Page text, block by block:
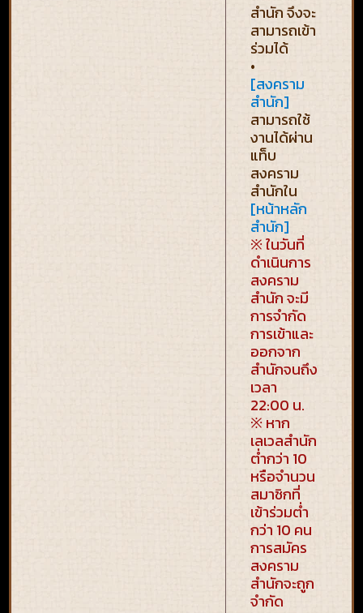
สำนัก จึงจะ
สามารถเข้า
ร่วมได้
•
[สงคราม
สำนัก]
สามารถใช้
งานได้ผ่าน
แท็บ
สงคราม
สำนักใน
[หน้าหลัก
สำนัก]
※ ในวันที่
ดำเนินการ
สงคราม
สำนัก จะมี
การจำกัด
การเข้าและ
ออกจาก
สำนักจนถึง
เวลา
22:00 น.
※ หาก
เลเวลสำนัก
ต่ำกว่า 10
หรือจำนวน
สมาชิกที่
เข้าร่วมต่ำ
กว่า 10 คน
การสมัคร
สงคราม
สำนักจะถูก
จำกัด